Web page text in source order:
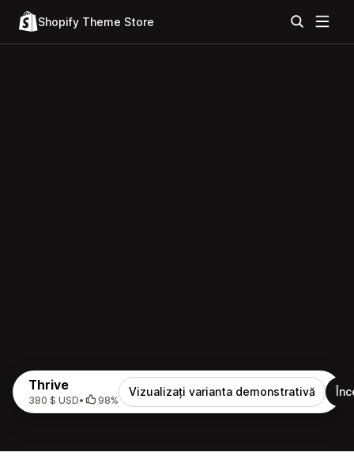
Shopify Theme Store
Thrive
380 $ USD• 98%
Vizualizați varianta demonstrativă